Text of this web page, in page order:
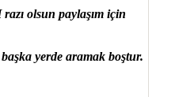
olsun paylaşım için
yerde aramak boştur.